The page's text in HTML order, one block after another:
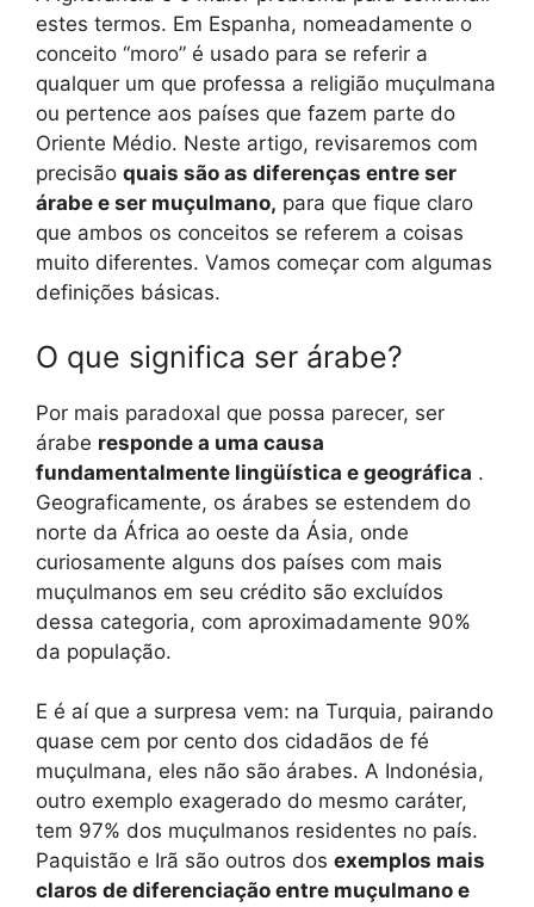
estes termos. Em Espanha, nomeadamente o
conceito “moro” é usado para se referir a
qualquer um que professa a religião muçulmana
ou pertence aos países que fazem parte do
Oriente Médio. Neste artigo, revisaremos com
precisão quais são as diferenças entre ser
árabe e ser muçulmano, para que fique claro
que ambos os conceitos se referem a coisas
muito diferentes. Vamos começar com algumas
definições básicas.
O que significa ser árabe?
Por mais paradoxal que possa parecer, ser
árabe responde a uma causa
fundamentalmente lingüística e geográfica .
Geograficamente, os árabes se estendem do
norte da África ao oeste da Ásia, onde
curiosamente alguns dos países com mais
muçulmanos em seu crédito são excluídos
dessa categoria, com aproximadamente 90%
da população.
E é aí que a surpresa vem: na Turquia, pairando
quase cem por cento dos cidadãos de fé
muçulmana, eles não são árabes. A Indonésia,
outro exemplo exagerado do mesmo caráter,
tem 97% dos muçulmanos residentes no país.
Paquistão e Irã são outros dos exemplos mais
claros de diferenciação entre muçulmano e